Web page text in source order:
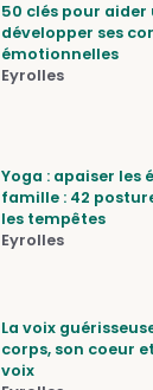
50 clés pour aider
développer ses
émotionnelles
Eyrolles
Yoga : apaiser les
famille : 42
les tempêtes
Eyrolles
La voix
corps, son coeur
voix